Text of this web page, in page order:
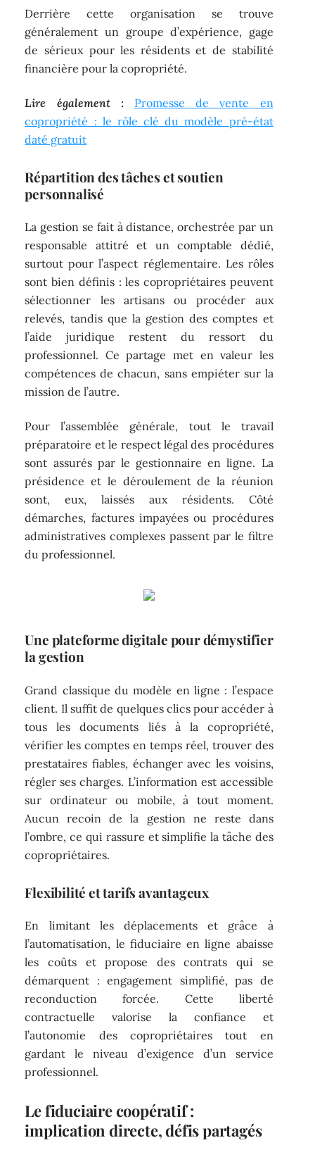
Derrière cette organisation se trouve
généralement un groupe d’expérience, gage
de sérieux pour les résidents et de stabilité
financière pour la copropriété.
Lire également :
Promesse de vente en
copropriété : le rôle clé du modèle pré-état
daté gratuit
Répartition des tâches et soutien
personnalisé
La gestion se fait à distance, orchestrée par un
responsable attitré et un comptable dédié,
surtout pour l’aspect réglementaire. Les rôles
sont bien définis : les copropriétaires peuvent
sélectionner les artisans ou procéder aux
relevés, tandis que la gestion des comptes et
l’aide juridique restent du ressort du
professionnel. Ce partage met en valeur les
compétences de chacun, sans empiéter sur la
mission de l’autre.
Pour l’assemblée générale, tout le travail
préparatoire et le respect légal des procédures
sont assurés par le gestionnaire en ligne. La
présidence et le déroulement de la réunion
sont, eux, laissés aux résidents. Côté
démarches, factures impayées ou procédures
administratives complexes passent par le filtre
du professionnel.
Une plateforme digitale pour démystifier
la gestion
Grand classique du modèle en ligne : l’espace
client. Il suffit de quelques clics pour accéder à
tous les documents liés à la copropriété,
vérifier les comptes en temps réel, trouver des
prestataires fiables, échanger avec les voisins,
régler ses charges. L’information est accessible
sur ordinateur ou mobile, à tout moment.
Aucun recoin de la gestion ne reste dans
l’ombre, ce qui rassure et simplifie la tâche des
copropriétaires.
Flexibilité et tarifs avantageux
En limitant les déplacements et grâce à
l’automatisation, le fiduciaire en ligne abaisse
les coûts et propose des contrats qui se
démarquent : engagement simplifié, pas de
reconduction forcée. Cette liberté
contractuelle valorise la confiance et
l’autonomie des copropriétaires tout en
gardant le niveau d’exigence d’un service
professionnel.
Le fiduciaire coopératif :
implication directe, défis partagés